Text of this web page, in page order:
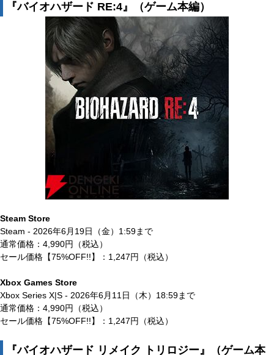
『バイオハザード RE:4』（ゲーム本編）
Steam Store
Steam - 2026年6月19日（金）1:59まで
通常価格：4,990円（税込）
セール価格【75%OFF!!】：1,247円（税込）
Xbox Games Store
Xbox Series X|S - 2026年6月11日（木）18:59まで
通常価格：4,990円（税込）
セール価格【75%OFF!!】：1,247円（税込）
『バイオハザード リメイク トリロジー』（ゲーム本